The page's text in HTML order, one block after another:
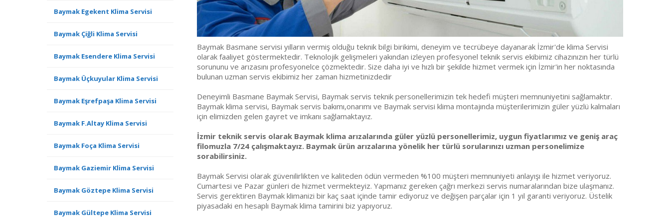
Baymak Basmane servisi yılların vermiş olduğu teknik bilgi birikimi, deneyim ve tecrübeye dayanarak İzmir'de klima Servisi
olarak faaliyet göstermektedir. Teknolojik gelişmeleri yakından izleyen profesyonel teknik servis ekibimiz cihazınızın her türlü
sorununu ve arızasını profesyonelce çözmektedir. Size daha iyi ve hızlı bir şekilde hizmet vermek için İzmir'in her noktasında
bulunan uzman servis ekibimiz her zaman hizmetinizdedir
Deneyimli Basmane Baymak Servisi, Baymak servis teknik personellerimizin tek hedefi müşteri memnuniyetini sağlamaktır.
Baymak klima servisi, Baymak servis bakımı,onarımı ve Baymak servisi klima montajında müşterilerimizin güler yüzlü kalmaları
için elimizden gelen gayret ve imkanı sağlamaktayız.
İzmir teknik servis olarak Baymak klima arızalarında güler yüzlü personellerimiz, uygun fiyatlarımız ve geniş araç
filomuzla 7/24 çalışmaktayız. Baymak ürün arızalarına yönelik her türlü sorularınızı uzman personelimize
sorabilirsiniz.
Baymak Servisi olarak güvenilirlikten ve kaliteden ödün vermeden %100 müşteri memnuniyeti anlayışı ile hizmet veriyoruz.
Cumartesi ve Pazar günleri de hizmet vermekteyiz. Yapmanız gereken çağrı merkezi servis numaralarından bize ulaşmanız.
Servis gerektiren Baymak klimanizi bir kaç saat içinde tamir ediyoruz ve değişen parçalar için 1 yıl garanti veriyoruz. Üstelik
piyasadaki en hesaplı Baymak klima tamirini biz yapıyoruz.
Baymak Egekent Klima Servisi
Baymak Çiğli Klima Servisi
Baymak Esendere Klima Servisi
Baymak Üçkuyular Klima Servisi
Baymak Eşrefpaşa Klima Servisi
Baymak F.Altay Klima Servisi
Baymak Foça Klima Servisi
Baymak Gaziemir Klima Servisi
Baymak Göztepe Klima Servisi
Baymak Gültepe Klima Servisi